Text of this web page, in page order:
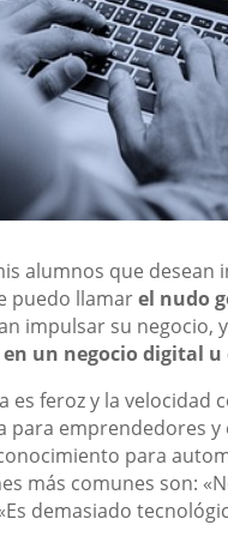
alumnos que
puedo llamarel nudo
impulsar su negocio,
un negocio digital u
feroz y la velocidad
emprendedores
para
más comunes son:
demasiado